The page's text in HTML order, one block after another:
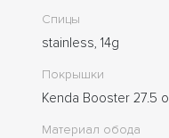
Спицы
stainless, 14g
Покрышки
Kenda Booster 27.5
Материал обода